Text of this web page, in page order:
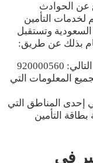
عن الحوادث
التأمين
السعودية وتستقبل
بذلك عن طريق:
المعلومات التي
إحدى المناطق التي
التأمين
في